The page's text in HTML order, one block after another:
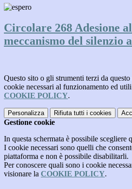
Circolare 268 Adesione
meccanismo del silenzio
Questo sito o gli strumenti terzi da
cookie necessari al funzionamento ed
COOKIE POLICY.
Personalizza Rifiuta tutti i cookies
Gestione cookie
In questa schermata è possibile scegliere
I cookie necessari sono quelli che
piattaforma e non è possibile disabilitarli.
Per conoscere quali sono i cookie
visionare la COOKIE POLICY.